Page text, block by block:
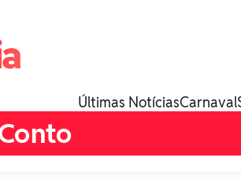
Últimas NotíciasCarnaval